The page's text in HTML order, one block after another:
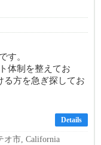
す。
体制を整えてお
る方を急ぎ探してお
Details
オ市, California